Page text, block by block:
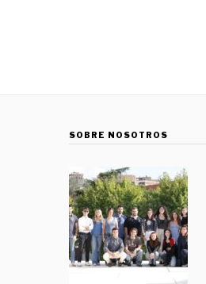
SOBRE NOSOTROS